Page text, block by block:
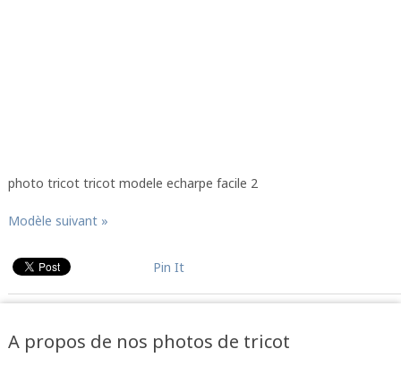
photo tricot tricot modele echarpe facile 2
Modèle suivant »
Pin It
A propos de nos photos de tricot